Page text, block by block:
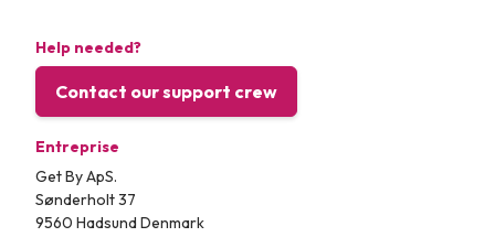
Help needed?
Contact our support crew
Entreprise
Get By ApS.
Sønderholt 37
9560 Hadsund Denmark